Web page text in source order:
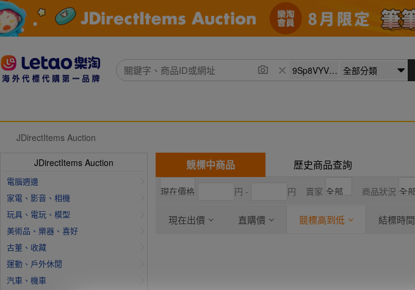
JDirectItems Auction
JDirectItems Auction
電腦週邊
家電、影音、相機
玩具、電玩、模型
美術品、樂器、喜好
古董、收藏
運動、戶外休閒
汽車、機車
競標中商品 歷史商品查詢
円 - 円 賣家 商品狀況
現在出價 直購價 競標高到低 結標時間